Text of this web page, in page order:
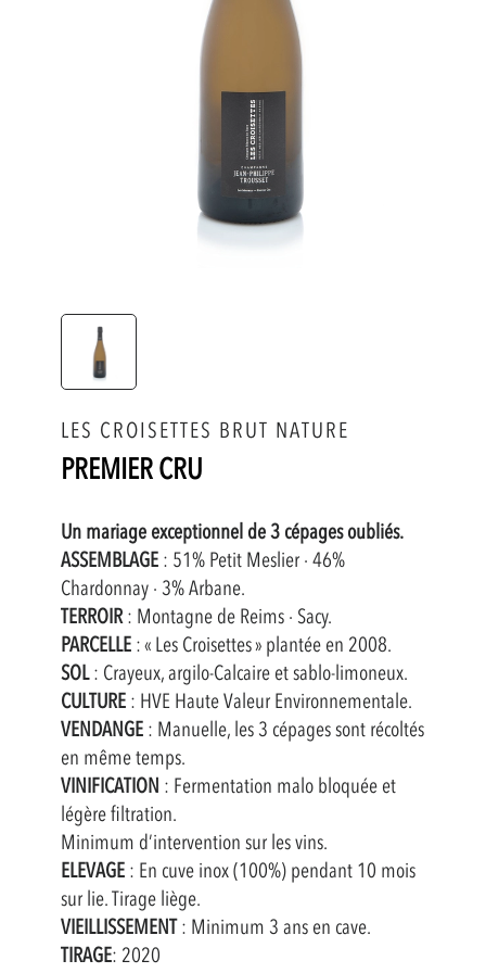
LES CROISETTES BRUT NATURE
PREMIER CRU
Un mariage exceptionnel de 3 cépages oubliés.
ASSEMBLAGE: 51% Petit Meslier · 46%
Chardonnay · 3% Arbane.
TERROIR: Montagne de Reims · Sacy.
PARCELLE: « Les Croisettes » plantéeen 2008.
SOL: Crayeux, argilo-Calcaire et sablo-limoneux.
CULTURE: HVE Haute Valeur Environnementale.
VENDANGE: Manuelle, les 3 cépages sont récoltés
en même temps.
VINIFICATION : Fermentation malo bloquée et
légère filtration.
Minimum d’intervention sur les vins.
ELEVAGE: En cuve inox (100%) pendant 10 mois
sur lie. Tirage liège.
VIEILLISSEMENT: Minimum 3 ans en cave.
TIRAGE: 2020